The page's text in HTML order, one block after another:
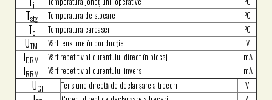
j
Tstg Temperatura de stocare oC
Tc Temperatura carcasei oC
UTM Vârf tensiune în conducţie V
IDRM Vârf repetitiv al curentului direct în blocaj mA
IRRM Vârf repetitiv al curentului invers mA
UGT Tensiune directă de declanşare a trecerii V